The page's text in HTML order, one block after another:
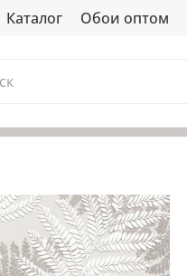
Каталог Обои оптом